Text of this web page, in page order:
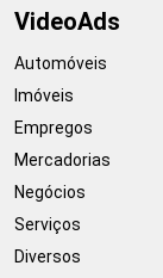
VideoAds
Automóveis
Imóveis
Empregos
Mercadorias
Negócios
Serviços
Diversos